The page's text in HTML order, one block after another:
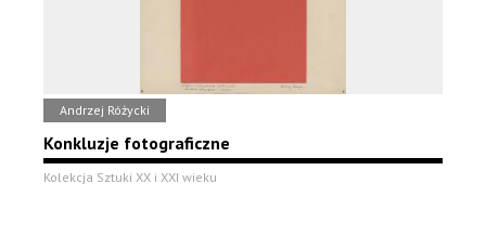
Andrzej Różycki
Konkluzje fotograficzne
Kolekcja Sztuki XX i XXI wieku